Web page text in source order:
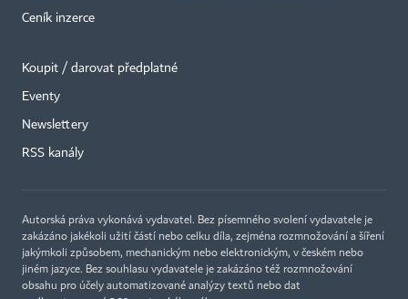
Ceník inzerce
Koupit / darovat předplatné
Eventy
Newslettery
RSS kanály
Autorská práva vykonává vydavatel. Bez písemného svolení vydavatele je
zakázáno jakékoli užití částí nebo celku díla, zejména rozmnožování a šíření
jakýmkoli způsobem, mechanickým nebo elektronickým, v českém nebo
jiném jazyce. Bez souhlasu vydavatele je zakázáno též rozmnožování
obsahu pro účely automatizované analýzy textů nebo dat